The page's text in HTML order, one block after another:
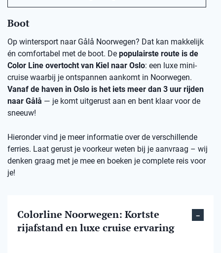
Boot
Op wintersport naar Gålå Noorwegen? Dat kan makkelijk
én comfortabel met de boot. De populairste route is de
Color Line overtocht van Kiel naar Oslo: een luxe mini-
cruise waarbij je ontspannen aankomt in Noorwegen.
Vanaf de haven in Oslo is het iets meer dan 3 uur rijden
naar Gålå — je komt uitgerust aan en bent klaar voor de
sneeuw!
Hieronder vind je meer informatie over de verschillende
ferries. Laat gerust je voorkeur weten bij je aanvraag – wij
denken graag met je mee en boeken je complete reis voor
je!
Colorline Noorwegen: Kortste
rijafstand en luxe cruise ervaring